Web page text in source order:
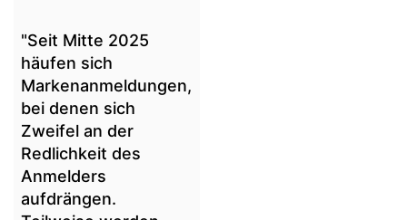
"Seit Mitte 2025
häufen sich
Markenanmeldungen,
bei denen sich
Zweifel an der
Redlichkeit des
Anmelders
aufdrängen.